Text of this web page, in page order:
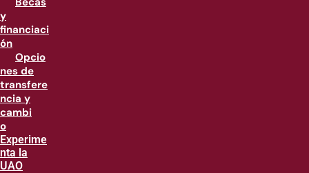
y
financiaci
ón
Opcio
nes de
transfere
ncia y
cambi
o
Experime
nta la
UAO